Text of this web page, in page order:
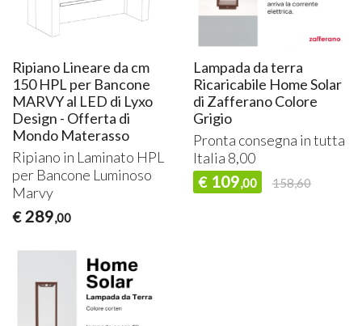
Ripiano Lineare da cm
150 HPL per Bancone
MARVY al LED di Lyxo
Design - Offerta di
Mondo Materasso
Ripiano in Laminato HPL
per Bancone Luminoso
Marvy
€ 289,00
Lampada da terra
Ricaricabile Home Solar
di Zafferano Colore
Grigio
Pronta consegna in tutta
Italia 8,00
€ 109,00 158,60